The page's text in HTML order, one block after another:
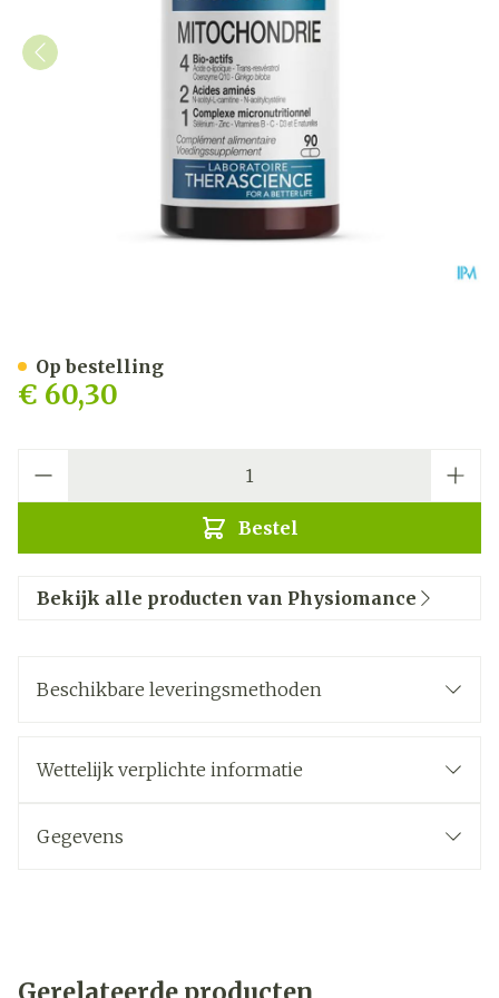
€ 60,30
Bestel
Op bestelling
Bekijk alle producten van Physiomance
Beschikbare leveringsmethoden
Wettelijk verplichte informatie
Gegevens